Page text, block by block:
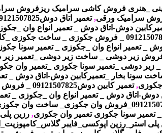
_هنری فروش کاشی سرامیک ریزفروش
سرامیک ورقی,
دوش-اتاق دوش _ تعمیر انواع وان
تعمیر جکوزی 09121507825 _ فروش جکوزی _ ساخت
_ تعمیر انواع وان _جکوزی _ تعمیر سونا
زیر دوشی _تعمیر سونا جکوزی _تعمیر وان
بخار _ ساخت سونا بخار _تعمیرکابین دوش-اتاق دوش _
جکوزی,
تعمیر کابین
دوش-اتاق دوش _ تعمیر انواع وان _جکوزی _
تعمیر وان_جکوزی09121507825_فروش وان جکوزی_ ساخت
تعمیر سونا جکوزی تعمیر وان جکوزی, رزین
استر_رزین اپوکسی_فایبر